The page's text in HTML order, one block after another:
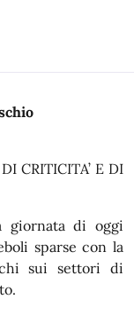
CRITICITA’ E DI
giornata di oggi
sparse con la
sui settori di